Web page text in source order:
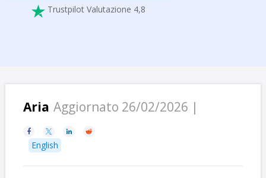
 Trustpilot Valutazione 4,8
Aria Aggiornato 26/02/2026 |
   
English